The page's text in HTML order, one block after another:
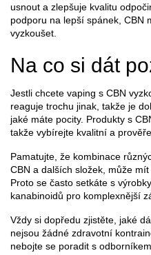
usnout a zlepšuje kvalitu
podporu na lepší spánek, CBN
vyzkoušet.
Na co si dát
Jestli chcete vaping s CBN
reaguje trochu jinak, takže je
jaké máte pocity. Produkty s
takže vybírejte kvalitní a
Pamatujte, že kombinace
CBN a dalších složek, může
Proto se často setkáte s
kanabinoidů pro komplexnější
Vždy si dopředu zjistěte, jaké
nejsou žádné zdravotní
nebojte se poradit s